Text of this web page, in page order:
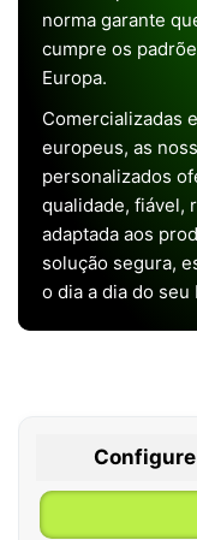
norma garante
cumpre os
Europa.
Comercializadas
europeus, as
personalizados
qualidade, fiável,
adaptada aos
solução segura,
o dia a dia do seu